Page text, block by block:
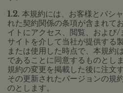
1.2. 本規約には、お客様とバシ
れた契約関係の条項が含まれて
イトにアクセス、閲覧、および
サイトを介して当社が提供する
または使用した時点で、本規約
であることに同意するものとし
規約の変更を掲載した後に注文
その更新されたバージョンの規
のとします。